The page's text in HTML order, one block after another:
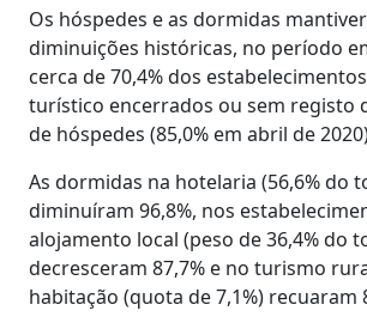
Os hóspedes e as dormidas
diminuições históricas, no período
cerca de 70,4% dos
turístico encerrados ou sem registo
de hóspedes (85,0% em abril de
As dormidas na hotelaria (56,6% do
diminuíram 96,8%, nos
alojamento local (peso de 36,4% do
decresceram 87,7% e no turismo
habitação (quota de 7,1%) recuaram